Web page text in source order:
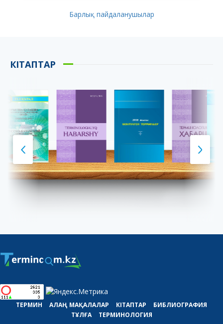
Барлық пайдаланушылар
КІТАПТАР
ТЕРМИН АЛАҢ МАҚАЛАЛАР КІТАПТАР
БИБЛИОГРАФИЯ
ТҰЛҒА
ТЕРМИНОЛОГИЯ